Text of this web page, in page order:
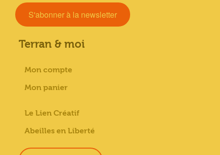
S'abonner à la newsletter
Terran & moi
Mon compte
Mon panier
Le Lien Créatif
Abeilles en Liberté